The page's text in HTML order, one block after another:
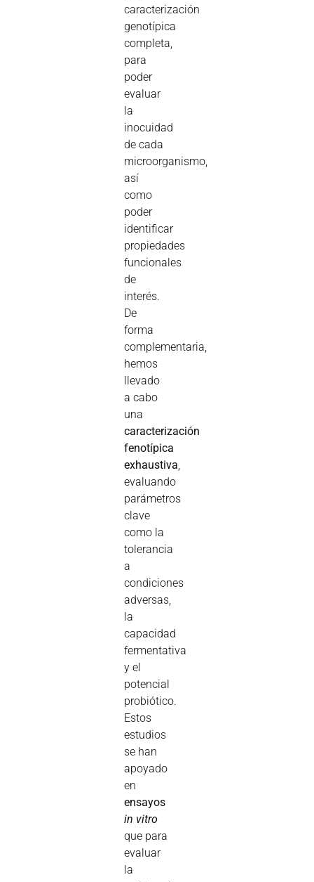
caracterización
genotípica
completa,
para
poder
evaluar
la
inocuidad
de cada
microorganismo,
así
como
poder
identificar
propiedades
funcionales
de
interés.
De
forma
complementaria,
hemos
llevado
a cabo
una
caracterización
fenotípica
exhaustiva
evaluando
parámetros
clave
como la
tolerancia
a
condiciones
adversas,
la
capacidad
fermentativa
y el
potencial
probiótico.
Estos
estudios
se han
apoyado
en
ensayos
in vitro
que para
evaluar
la